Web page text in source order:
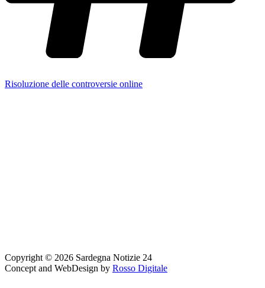
Risoluzione delle controversie online
Copyright © 2026 Sardegna Notizie 24
Concept and WebDesign by Rosso Digitale